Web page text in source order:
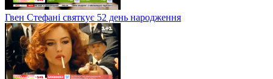
Гвен Стефані святкує 52 день народження